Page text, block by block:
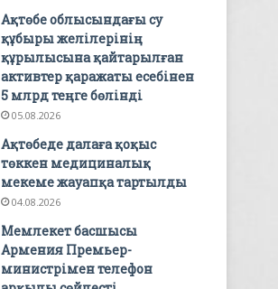
Ақтөбе облысындағы су
құбыры желілерінің
құрылысына қайтарылған
активтер қаражаты есебінен
5 млрд теңге бөлінді
05.08.2026
Ақтөбеде далаға қоқыс
төккен медициналық
мекеме жауапқа тартылды
04.08.2026
Мемлекет басшысы
Армения Премьер-
министрімен телефон